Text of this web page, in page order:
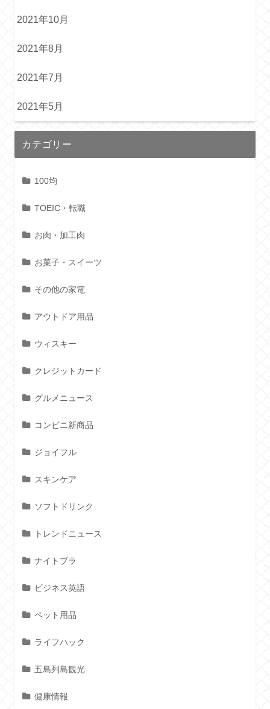
2021年10月
2021年8月
2021年7月
2021年5月
カテゴリー
100均
TOEIC・転職
お肉・加工肉
お菓子・スイーツ
その他の家電
アウトドア用品
ウィスキー
クレジットカード
グルメニュース
コンビニ新商品
ジョイフル
スキンケア
ソフトドリンク
トレンドニュース
ナイトブラ
ビジネス英語
ペット用品
ライフハック
五島列島観光
健康情報